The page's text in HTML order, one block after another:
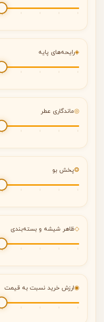
◈رایحه‌های پایه
◎ماندگاری عطر
❂پخش بو
◇ظاهر شیشه و بسته‌بندی
◉ارزش خرید نسبت به قیمت